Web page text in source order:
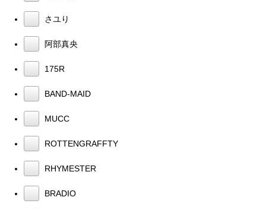
さユり
阿部真央
175R
BAND-MAID
MUCC
ROTTENGRAFFTY
RHYMESTER
BRADIO